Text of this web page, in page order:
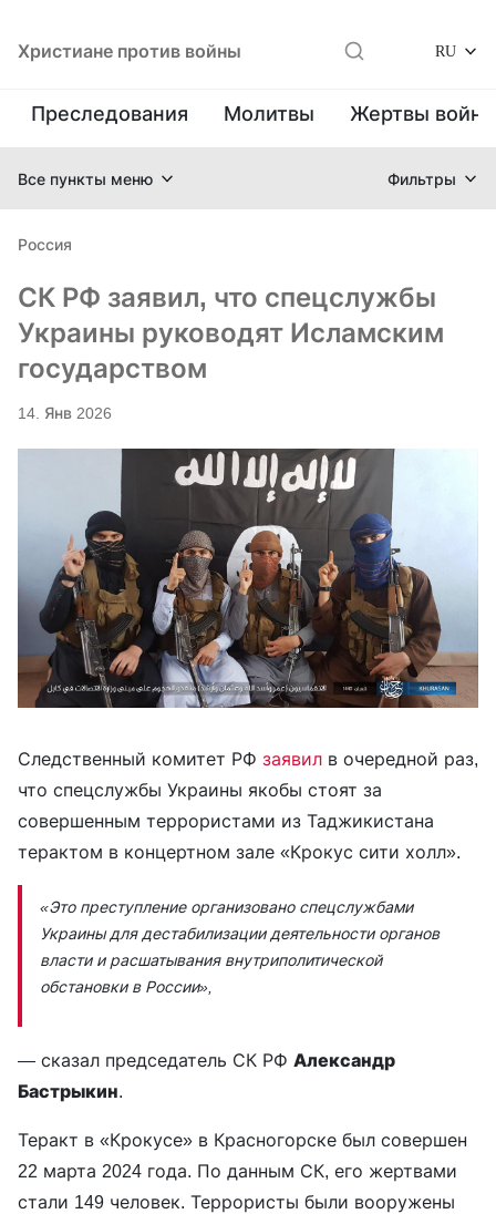
Христиане против войны RU
Преследования Молитвы Жертвы
Все пункты меню Фильтры
Россия
СК РФ заявил, что спецслужбы
Украины руководят Исламским
государством
14. Янв 2026
Следственный комитет РФ заявил в очередной раз,
что спецслужбы Украины якобы стоят за
совершенным террористами из Таджикистана
терактом в концертном зале «Крокус сити холл».
«Это преступление организовано спецслужбами
Украины для дестабилизации деятельности органов
власти и расшатывания внутриполитической
обстановки в России»,
— сказал председатель СК РФ Александр
Бастрыкин.
Теракт в «Крокусе» в Красногорске был совершен
22 марта 2024 года. По данным СК, его жертвами
стали 149 человек. Террористы были вооружены